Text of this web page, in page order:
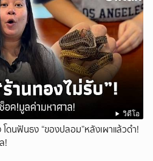
วิดีโอ
ดนฟันธง “ของปลอม”หลังเผาแล้วดำ!
!